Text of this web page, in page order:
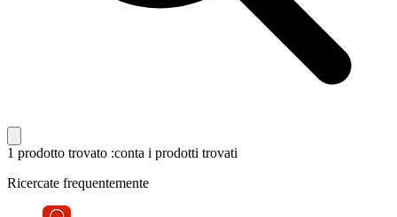
1 prodotto trovato :conta i prodotti trovati
Ricercate frequentemente